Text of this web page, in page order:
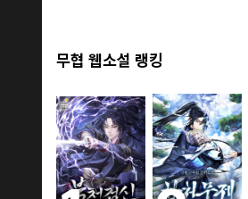
무협 웹소설 랭킹